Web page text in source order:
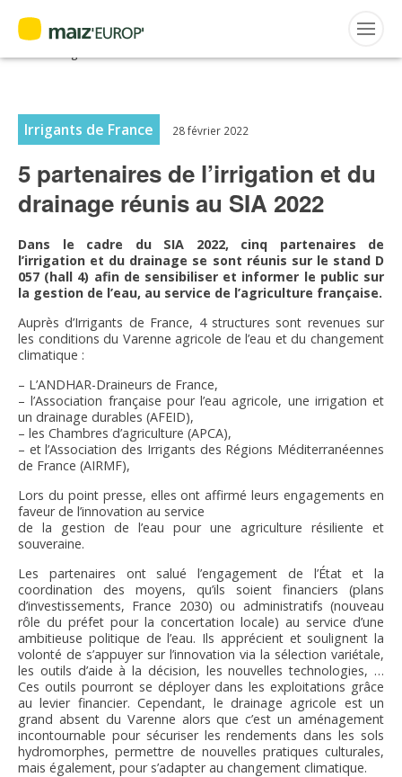
MAIZ’EUROP’
AGPM
CERTIFICATION CE2+
AGPM MAÏS DOUX
FNPSMS
CEPM
IRRIGANTS DE FRANCE
EMPLOI
ACTUALITÉS
Accueil >Maiz'Europ'>
5 partenaires de l’irrigation et
Irrigants de France 28 février 2022
5 partenaires de l’irrigation et du
drainage réunis au SIA 2022
Dans le cadre du SIA 2022, cinq partenaires de
l’irrigation et du drainage se sont réunis sur le stand D
057 (hall 4) afin de sensibiliser et informer le public sur
la gestion de l’eau, au service de l’agriculture française.
Auprès d’Irrigants de France, 4 structures sont revenues sur
les conditions du Varenne agricole de l’eau et du changement
climatique :
– L’ANDHAR-Draineurs de France,
– l’Association française pour l’eau agricole, une irrigation et
un drainage durables (AFEID),
– les Chambres d’agriculture (APCA),
– et l’Association des Irrigants des Régions Méditerranéennes
de France (AIRMF),
Lors du point presse, ellesont affirmé leurs engagements en
faveur de l’innovation au service
de la gestion de l’eau pour une agriculture résiliente et
souveraine.
Les
partenaires ont salué l’engagement de l’État et
la
coordination
des moyens, qu’ils soient financiers
(plans
d’investissements, France 2030) ou administratifs (nouveau
rôle du préfet pour la concertation locale) au service d’une
ambitieuse politique de l’eau. Ils apprécient et soulignent la
volonté de s’appuyer sur l’innovation via la sélection variétale,
les outils d’aide à la décision, les nouvelles technologies, …
Ces outils pourront se déployer dans les exploitations grâce
au levier financier.Cependant, le drainage agricole est un
grand absent du Varenne alors que c’est un aménagement
incontournable pour sécuriser les rendements dans les sols
hydromorphes, permettre de nouvelles pratiques culturales,
mais également, pour s’adapter au changement climatique.